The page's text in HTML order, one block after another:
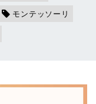
モンテッソーリ